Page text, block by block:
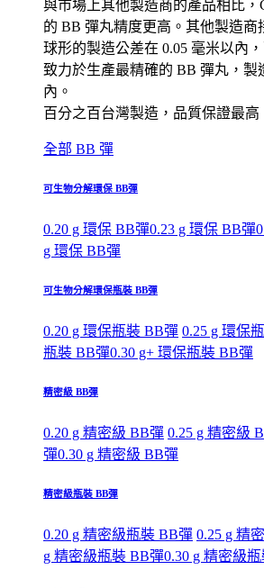
與市場上其他製造商的產品相比，
的 BB 彈丸精度更高。其他製造商
球形的製造公差在 0.05 毫米以內，
致力於生產最精確的 BB 彈丸，製
內。
百分之百台灣製造，品質保證最高
全部 BB 彈
可生物分解環保 BB彈
0.20 g 環保 BB彈0.23 g 環保 BB彈
g 環保 BB彈
可生物分解環保瓶裝 BB彈
0.20 g 環保瓶裝 BB彈 0.25 g 環保
瓶裝 BB彈0.30 g+ 環保瓶裝 BB彈
精密級 BB彈
0.20 g 精密級 BB彈 0.25 g 精密級
彈0.30 g 精密級 BB彈
精密級瓶裝 BB彈
0.20 g 精密級瓶裝 BB彈 0.25 g 精
g 精密級瓶裝 BB彈0.30 g 精密級